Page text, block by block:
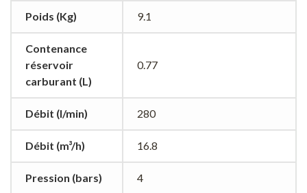
Poids (Kg) 9.1
Contenance
réservoir
carburant (L)
0.77
Débit (l/min) 280
Débit (m³/h) 16.8
Pression (bars) 4